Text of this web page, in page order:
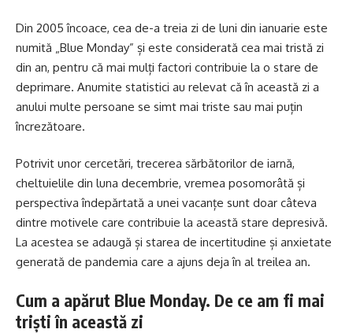
Din 2005 încoace, cea de-a treia zi de luni din ianuarie este
numită „Blue Monday” și este considerată cea mai tristă zi
din an, pentru că mai mulți factori contribuie la o stare de
deprimare. Anumite statistici au relevat că în această zi a
anului multe persoane se simt mai triste sau mai puțin
încrezătoare.
Potrivit unor cercetări, trecerea sărbătorilor de iarnă,
cheltuielile din luna decembrie, vremea posomorâtă și
perspectiva îndepărtată a unei vacanțe sunt doar câteva
dintre motivele care contribuie la această stare depresivă.
La acestea se adaugă și starea de incertitudine și anxietate
generată de pandemia care a ajuns deja în al treilea an.
Cum a apărut Blue Monday. De ce am fi mai
triști în această zi